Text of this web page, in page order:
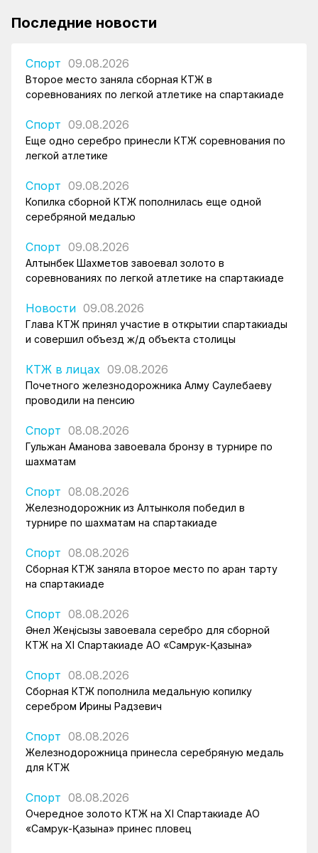
Последние новости
Спорт 09.08.2026
Второе место заняла сборная КТЖ в
соревнованиях по легкой атлетике на спартакиаде
Спорт 09.08.2026
Еще одно серебро принесли КТЖ соревнования по
легкой атлетике
Спорт 09.08.2026
Копилка сборной КТЖ пополнилась еще одной
серебряной медалью
Спорт 09.08.2026
Алтынбек Шахметов завоевал золото в
соревнованиях по легкой атлетике на спартакиаде
Новости 09.08.2026
Глава КТЖ принял участие в открытии спартакиады
и совершил объезд ж/д объекта столицы
КТЖ в лицах 09.08.2026
Почетного железнодорожника Алму Саулебаеву
проводили на пенсию
Спорт 08.08.2026
Гульжан Аманова завоевала бронзу в турнире по
шахматам
Спорт 08.08.2026
Железнодорожник из Алтынколя победил в
турнире по шахматам на спартакиаде
Спорт 08.08.2026
Сборная КТЖ заняла второе место по арқан тарту
на спартакиаде
Спорт 08.08.2026
Әнел Жеңісқызы завоевала серебро для сборной
КТЖ на XI Спартакиаде АО «Самрук-Қазына»
Спорт 08.08.2026
Сборная КТЖ пополнила медальную копилку
серебром Ирины Радзевич
Спорт 08.08.2026
Железнодорожница принесла серебряную медаль
для КТЖ
Спорт 08.08.2026
Очередное золото КТЖ на XI Спартакиаде АО
«Самрук-Қазына» принес пловец